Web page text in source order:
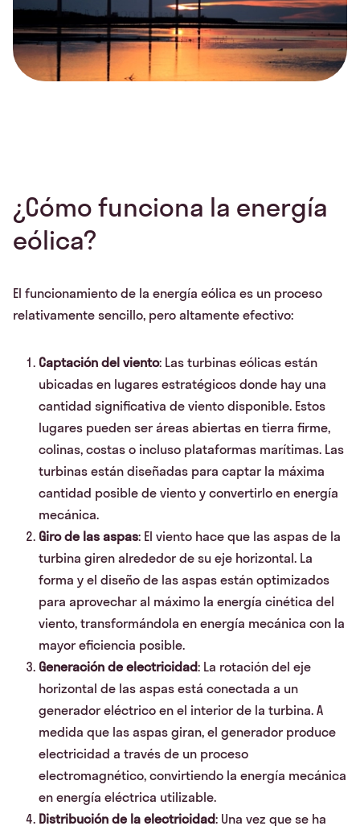
¿Cómo funciona la energía
eólica?
El funcionamiento de la energía eólica es un proceso
relativamente sencillo, pero altamente efectivo:
Captación del viento: Las turbinas eólicas están
ubicadas en lugares estratégicos donde hay una
cantidad significativa de viento disponible. Estos
lugares pueden ser áreas abiertas en tierra firme,
colinas, costas o incluso plataformas marítimas. Las
turbinas están diseñadas para captar la máxima
cantidad posible de viento y convertirlo en energía
mecánica.
Giro de las aspas: El viento hace que las aspas de la
turbina giren alrededor de su eje horizontal. La
forma y el diseño de las aspas están optimizados
para aprovechar al máximo la energía cinética del
viento, transformándola en energía mecánica con la
mayor eficiencia posible.
Generación de electricidad: La rotación del eje
horizontal de las aspas está conectada a un
generador eléctrico en el interior de la turbina. A
medida que las aspas giran, el generador produce
electricidad a través de un proceso
electromagnético, convirtiendo la energía mecánica
en energía eléctrica utilizable.
Distribución de la electricidad: Una vez que se ha